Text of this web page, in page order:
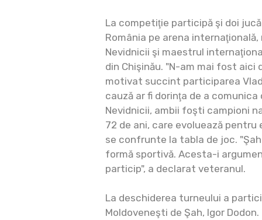
La competiţie participă şi doi
România pe arena
Nevidnicii şi maestrul
din Chişinău. "N-am mai fost aici
motivat succint participarea
cauză ar fi dorinţa de a comunica
Nevidnicii, ambii foşti campioni
72 de ani, care evoluează pentru
se confrunte la tabla de joc.
formă sportivă. Acesta-i
particip", a declarat veteranul.
La deschiderea turneului a
Moldoveneşti de Şah, Igor